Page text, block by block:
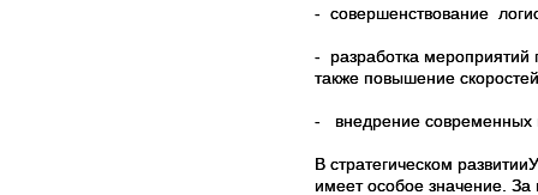
- совершенствование
- разработка мероприятий
также повышение
- внедрение современных
В стратегическом
имеет особое значение. За